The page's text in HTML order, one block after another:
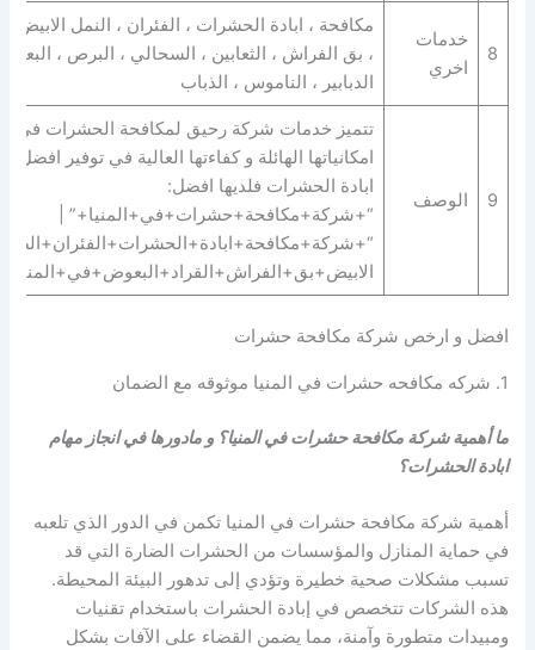
8
خدمات
اخري
مكافحة ، ابادة الحشرات ، الفئران ، النمل الابيض ،
، بق الفراش ، الثعابين ، السحالي ، البرص ،
الدبابير ، الناموس ، الذباب
9 الوصف
تتميز خدمات شركة رحيق لمكافحة الحشرات في
امكانياتها الهائلة و كفاءتها العالية في توفير
ابادة الحشرات فلديها افضل:
“+شركة+مكافحة+حشرات+في+المنيا+” |
افضل و ارخص شركة مكافحة حشرات
1. شركه مكافحه حشرات في المنيا موثوقه مع الضمان
ما أهمية شركة مكافحة حشرات في المنيا؟ و مادورها في انجاز مهام
ابادة الحشرات؟
أهمية شركة مكافحة حشرات في المنيا تكمن في الدور الذي تلعبه
في حماية المنازل والمؤسسات من الحشرات الضارة التي قد
تسبب مشكلات صحية خطيرة وتؤدي إلى تدهور البيئة المحيطة.
هذه الشركات تتخصص في إبادة الحشرات باستخدام تقنيات
ومبيدات متطورة وآمنة، مما يضمن القضاء على الآفات بشكل